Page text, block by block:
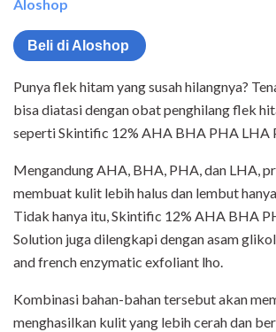
Aloshop
Beli di Aloshop
Punya flek hitam yang susah hilangnya?
bisa diatasi dengan obat penghilang flek
seperti Skintific 12% AHA BHA PHA LHA
Mengandung AHA, BHA, PHA, dan LHA,
membuat kulit lebih halus dan lembut
Tidak hanya itu, Skintific 12% AHA BHA
Solution juga dilengkapi dengan asam
and french enzymatic exfoliant lho.
Kombinasi bahan-bahan tersebut akan
menghasilkan kulit yang lebih cerah dan